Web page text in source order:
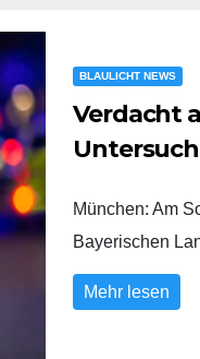
BLAULICHT NEWS
Verdacht
München: Am
Bayerischen
Mehr lesen